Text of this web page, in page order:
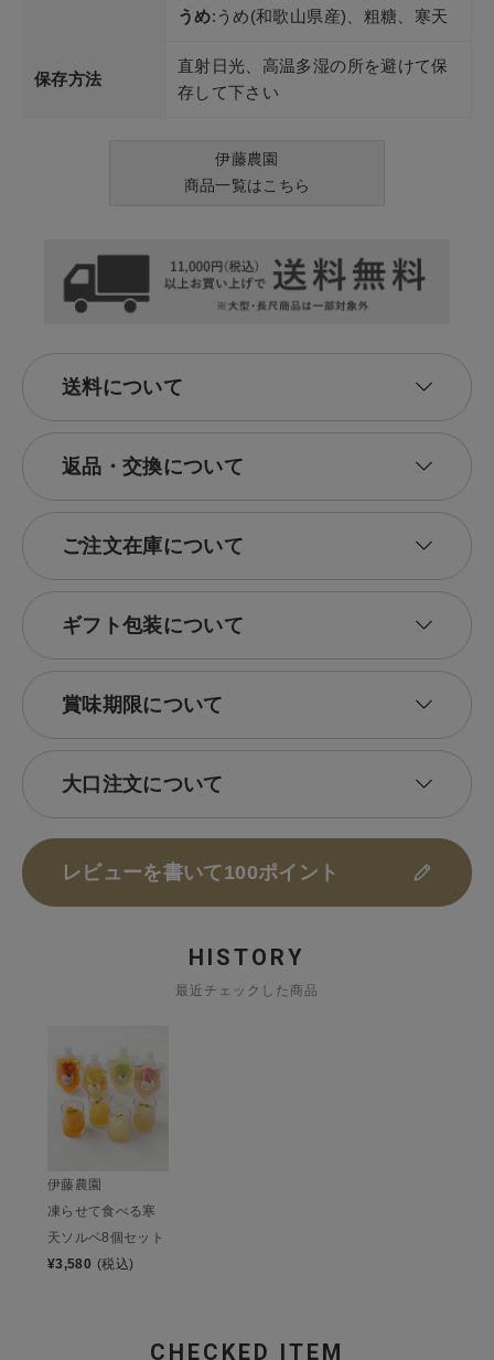
うめ:うめ(和歌山県産)、粗糖、寒天
保存方法
直射日光、高温多湿の所を避けて保
存して下さい
伊藤農園
商品一覧はこちら
送料について
返品・交換について
ご注文在庫について
ギフト包装について
賞味期限について
大口注文について
レビューを書いて100ポイント
HISTORY
最近チェックした商品
伊藤農園
凍らせて食べる寒
天ソルベ8個セット
¥3,580 (税込)
CHECKED ITEM